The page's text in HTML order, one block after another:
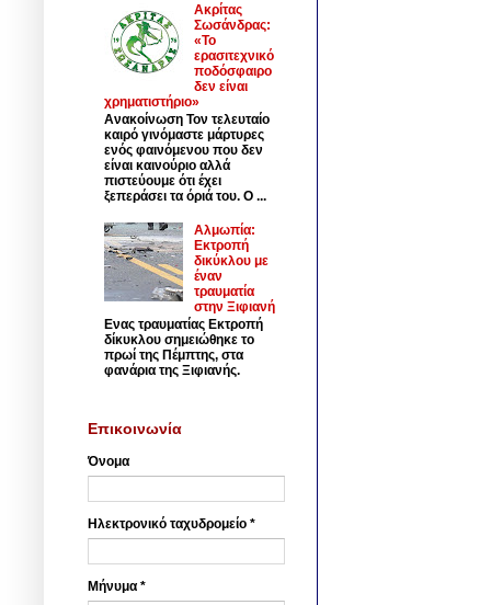
Ακρίτας
Σωσάνδρας:
«Το
ερασιτεχνικό
ποδόσφαιρο
δεν είναι
χρηματιστήριο»
Ανακοίνωση Τον τελευταίο
καιρό γινόμαστε μάρτυρες
ενός φαινόμενου που δεν
είναι καινούριο αλλά
πιστεύουμε ότι έχει
ξεπεράσει τα όριά του. Ο ...
Αλμωπία:
Εκτροπή
δικύκλου με
έναν
τραυματία
στην Ξιφιανή
Ενας τραυματίας Εκτροπή
δίκυκλου σημειώθηκε το
πρωί της Πέμπτης, στα
φανάρια της Ξιφιανής.
Επικοινωνία
Όνομα
Ηλεκτρονικό ταχυδρομείο *
Μήνυμα *